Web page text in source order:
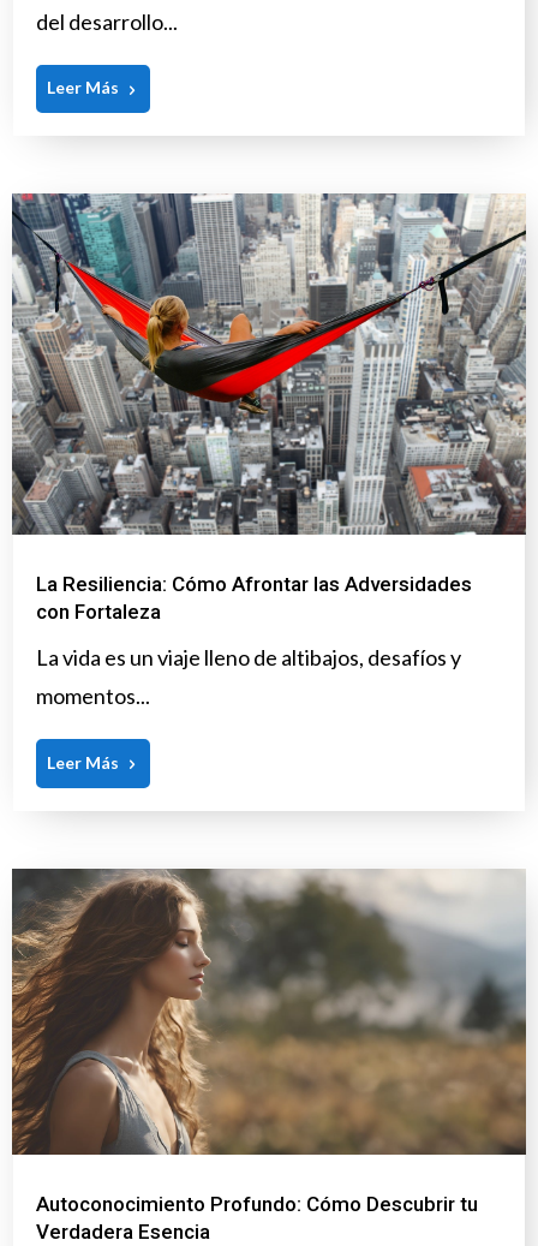
del desarrollo...
Leer Más
La Resiliencia: Cómo Afrontar las Adversidades
con Fortaleza
La vida es un viaje lleno de altibajos, desafíos y
momentos...
Leer Más
Autoconocimiento Profundo: Cómo Descubrir tu
Verdadera Esencia